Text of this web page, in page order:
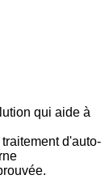
qui aide à
d'auto-